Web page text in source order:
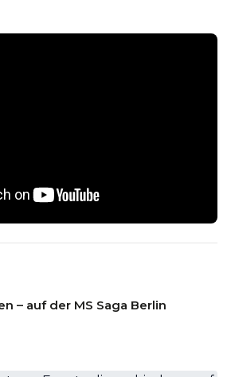
– auf der MS Saga Berlin